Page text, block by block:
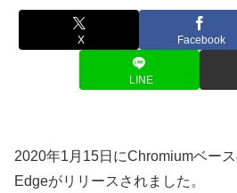
X Facebook
LINE
2020年1月15日にChromiumベー
Edgeがリリースされました。